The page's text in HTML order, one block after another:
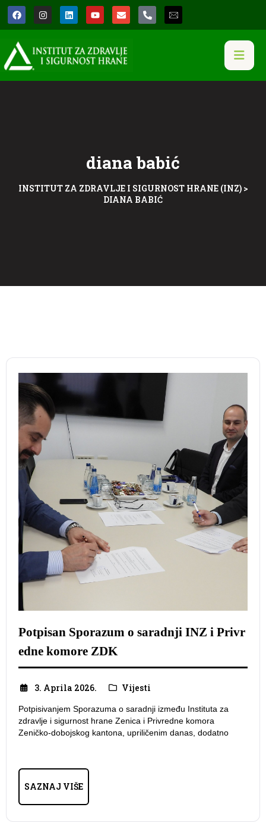
diana babić
INSTITUT ZA ZDRAVLJE I SIGURNOST HRANE (INZ)>
DIANA BABIĆ
Potpisan Sporazum o saradnji INZ i Privr
edne komore ZDK
3. Aprila 2026. Vijesti
Potpisivanjem Sporazuma o saradnji između Instituta za
zdravlje i sigurnost hrane Zenica i Privredne komora
Zeničko-dobojskog kantona, upriličenim danas, dodatno
SAZNAJ VIŠE